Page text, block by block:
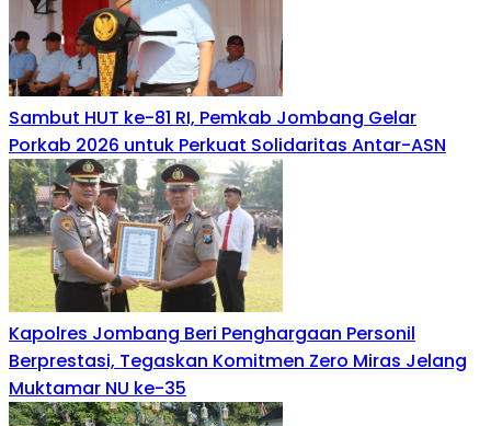
Sambut HUT ke-81 RI, Pemkab Jombang Gelar
Porkab 2026 untuk Perkuat Solidaritas Antar-ASN
Kapolres Jombang Beri Penghargaan Personil
Berprestasi, Tegaskan Komitmen Zero Miras Jelang
Muktamar NU ke-35